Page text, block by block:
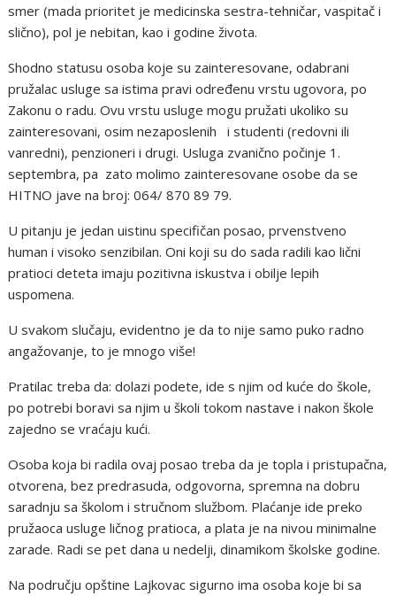
smer (mada prioritet je medicinska sestra-tehničar, vaspitač i
slično), pol je nebitan, kao i godine života.
Shodno statusu osoba koje su zainteresovane, odabrani
pružalac usluge sa istima pravi određenu vrstu ugovora, po
Zakonu o radu. Ovu vrstu usluge mogu pružati ukoliko su
zainteresovani, osim nezaposlenih i studenti (redovni ili
vanredni), penzioneri i drugi. Usluga zvanično počinje 1.
septembra, pa zato molimo zainteresovane osobe da se
HITNO jave na broj: 064/ 870 89 79.
U pitanju je jedan uistinu specifičan posao, prvenstveno
human i visoko senzibilan. Oni koji su do sada radili kao lični
pratioci deteta imaju pozitivna iskustva i obilje lepih
uspomena.
U svakom slučaju, evidentno je da to nije samo puko radno
angažovanje, to je mnogo više!
Pratilac treba da: dolazi podete, ide s njim od kuće do škole,
po potrebi boravi sa njim u školi tokom nastave i nakon škole
zajedno se vraćaju kući.
Osoba koja bi radila ovaj posao treba da je topla i pristupačna,
otvorena, bez predrasuda, odgovorna, spremna na dobru
saradnju sa školom i stručnom službom. Plaćanje ide preko
pružaoca usluge ličnog pratioca, a plata je na nivou minimalne
zarade. Radi se pet dana u nedelji, dinamikom školske godine.
Na području opštine Lajkovac sigurno ima osoba koje bi sa